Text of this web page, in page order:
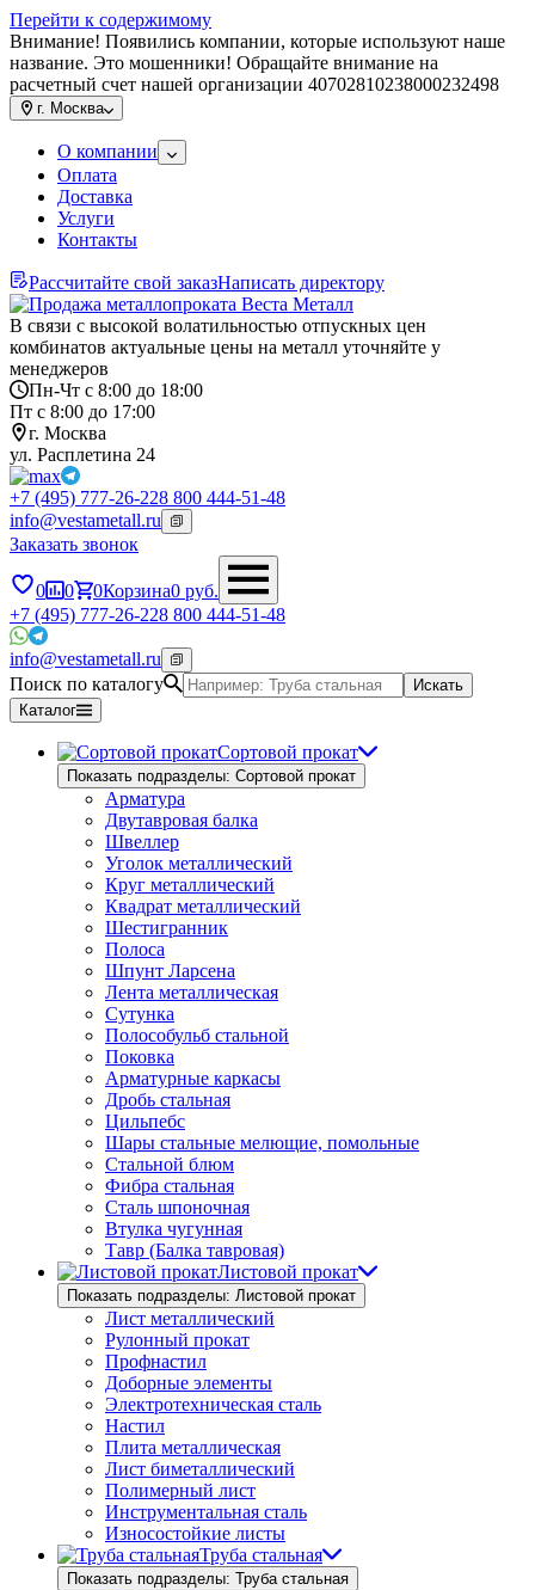
Перейти к содержимому
Внимание! Появились компании, которые используют наше
название. Это мошенники! Обращайте внимание на
расчетный счет нашей организации 40702810238000232498
г. Москва
О компании
Оплата
Доставка
Услуги
Контакты
Рассчитайте свой заказНаписать директору
В связи с высокой волатильностью отпускных цен
комбинатов актуальные цены на металл уточняйте у
менеджеров
Пн-Чт с 8:00 до 18:00
Пт с 8:00 до 17:00
г. Москва
ул. Расплетина 24
+7 (495) 777-26-228 800 444-51-48
info@vestametall.ru
Заказать звонок
0 0 0Корзина0 руб.
+7 (495) 777-26-228 800 444-51-48
info@vestametall.ru
Поиск по каталогу
Искать
Каталог
Сортовой прокат
Показать подразделы: Сортовой прокат
Арматура
Двутавровая балка
Швеллер
Уголок металлический
Круг металлический
Квадрат металлический
Шестигранник
Полоса
Шпунт Ларсена
Лента металлическая
Сутунка
Полособульб стальной
Поковка
Арматурные каркасы
Дробь стальная
Цильпебс
Шары стальные мелющие, помольные
Стальной блюм
Фибра стальная
Сталь шпоночная
Втулка чугунная
Тавр (Балка тавровая)
Листовой прокат
Показать подразделы: Листовой прокат
Лист металлический
Рулонный прокат
Профнастил
Доборные элементы
Электротехническая сталь
Настил
Плита металлическая
Лист биметаллический
Полимерный лист
Инструментальная сталь
Износостойкие листы
Труба стальная
Показать подразделы: Труба стальная